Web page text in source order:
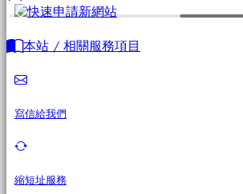
本站 / 相關服務項目
寫信給我們
縮短址服務